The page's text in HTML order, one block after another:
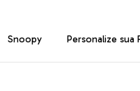
Snoopy Personalize sua